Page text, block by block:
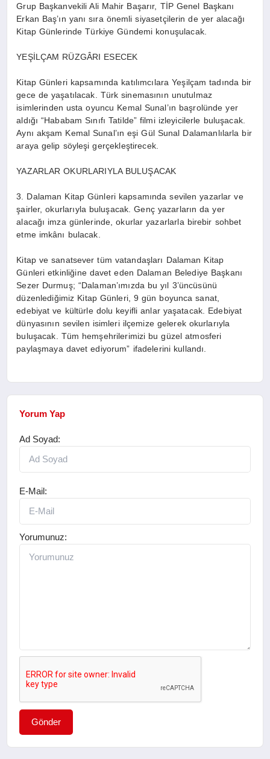
Grup Başkanvekili Ali Mahir Başarır, TİP Genel Başkanı
Erkan Baş’ın yanı sıra önemli siyasetçilerin de yer alacağı
Kitap Günlerinde Türkiye Gündemi konuşulacak.
YEŞİLÇAM RÜZGÂRI ESECEK
Kitap Günleri kapsamında katılımcılara Yeşilçam tadında bir
gece de yaşatılacak. Türk sinemasının unutulmaz
isimlerinden usta oyuncu Kemal Sunal’ın başrolünde yer
aldığı “Hababam Sınıfı Tatilde” filmi izleyicilerle buluşacak.
Aynı akşam Kemal Sunal’ın eşi Gül Sunal Dalamanlılarla bir
araya gelip söyleşi gerçekleştirecek.
YAZARLAR OKURLARIYLA BULUŞACAK
3. Dalaman Kitap Günleri kapsamında sevilen yazarlar ve
şairler, okurlarıyla buluşacak. Genç yazarların da yer
alacağı imza günlerinde, okurlar yazarlarla birebir sohbet
etme imkânı bulacak.
Kitap ve sanatsever tüm vatandaşları Dalaman Kitap
Günleri etkinliğine davet eden Dalaman Belediye Başkanı
Sezer Durmuş; “Dalaman’ımızda bu yıl 3’üncüsünü
düzenlediğimiz Kitap Günleri, 9 gün boyunca sanat,
edebiyat ve kültürle dolu keyifli anlar yaşatacak. Edebiyat
dünyasının sevilen isimleri ilçemize gelerek okurlarıyla
buluşacak. Tüm hemşehrilerimizi bu güzel atmosferi
paylaşmaya davet ediyorum” ifadelerini kullandı.
Yorum Yap
Ad Soyad:
E-Mail:
Yorumunuz:
Gönder